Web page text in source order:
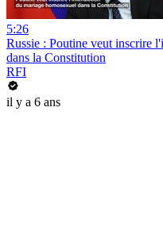
5:26
Russie : Poutine veut inscrire
dans la Constitution
RFI
il y a 6 ans